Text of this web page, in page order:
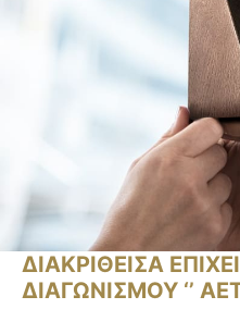
ΔΙΑΚΡΙΘΕΙΣΑ
ΔΙΑΓΩΝΙΣΜΟΥ ‘’